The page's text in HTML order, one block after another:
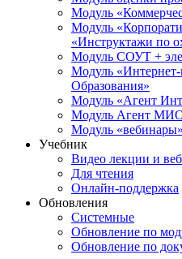
Модуль
Модуль
«Инструктажи по
Модуль СОУТ +
Модуль «Интернет-
Образования»
Модуль «Агент
Модуль Агент
Модуль «вебинары»
Учебник
Видео лекции и
Для чтения
Онлайн-поддержка
Обновления
Системные
Обновление по
Обновление по